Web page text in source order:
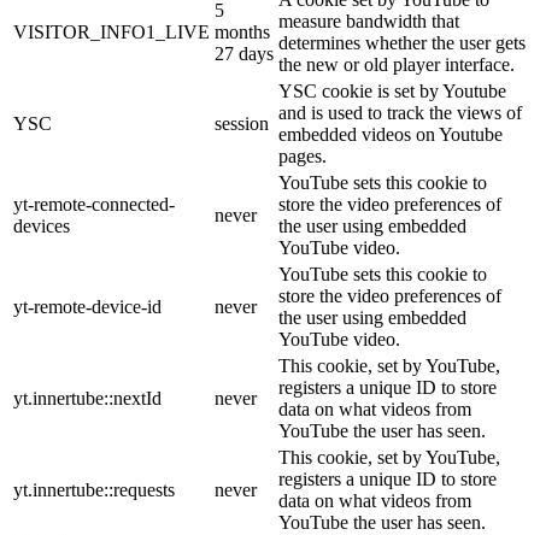
VISITOR_INFO1_LIVE
5
months
27 days
measure bandwidth that
determines whether the user gets
the new or old player interface.
YSC session
YSC cookie is set by Youtube
and is used to track the views of
embedded videos on Youtube
pages.
yt-remote-connected-
devices
never
YouTube sets this cookie to
store the video preferences of
the user using embedded
YouTube video.
yt-remote-device-id never
YouTube sets this cookie to
store the video preferences of
the user using embedded
YouTube video.
yt.innertube::nextId never
This cookie, set by YouTube,
registers a unique ID to store
data on what videos from
YouTube the user has seen.
yt.innertube::requests never
This cookie, set by YouTube,
registers a unique ID to store
data on what videos from
YouTube the user has seen.